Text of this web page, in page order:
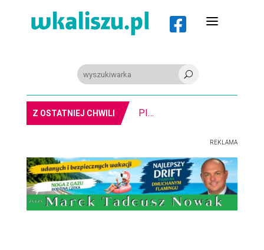
 a
U
Z OSTATNIEJ CHWILI
REKLAMA